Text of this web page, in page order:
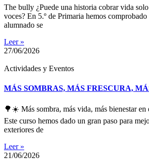
The bully ¿Puede una historia cobrar vida
voces? En 5.º de Primaria hemos
alumnado se
Leer »
27/06/2026
Actividades y Eventos
MÁS SOMBRAS, MÁS FRESCURA,
🌳☀️ Más sombra, más vida, más bienestar
Este curso hemos dado un gran paso para
exteriores de
Leer »
21/06/2026